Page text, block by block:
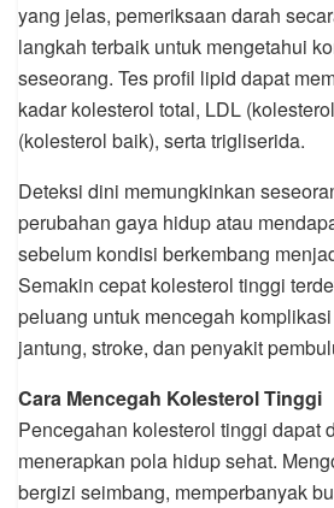
yang jelas, pemeriksaan darah
langkah terbaik untuk mengetahui
seseorang. Tes profil lipid dapat
kadar kolesterol total, LDL
(kolesterol baik), serta trigliserida.
Deteksi dini memungkinkan
perubahan gaya hidup atau
sebelum kondisi berkembang
Semakin cepat kolesterol tinggi
peluang untuk mencegah
jantung, stroke, dan penyakit
Cara Mencegah Kolesterol Tinggi
Pencegahan kolesterol tinggi dapat
menerapkan pola hidup sehat.
bergizi seimbang, memperbanyak